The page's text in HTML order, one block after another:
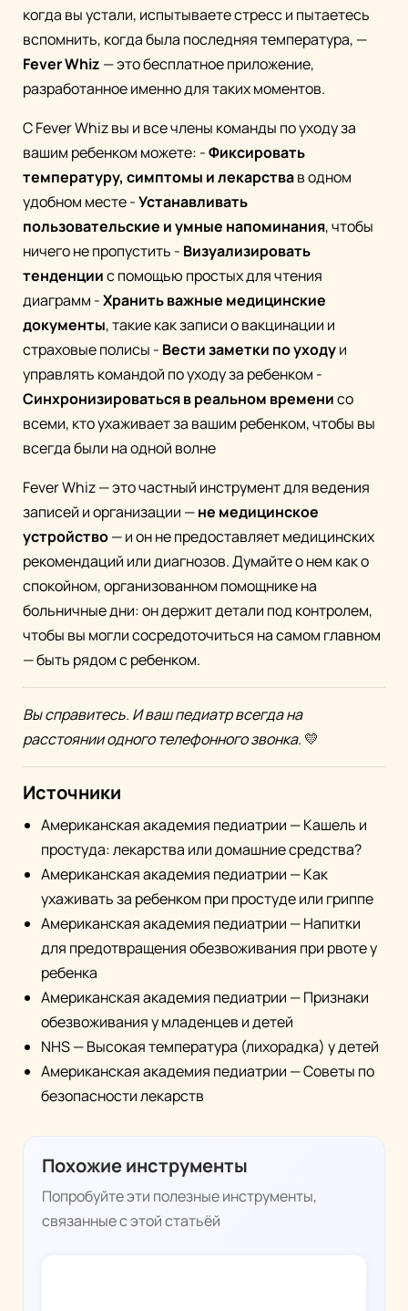
когда вы устали, испытываете стресс и пытаетесь
вспомнить, когда была последняя температура, —
Fever Whiz — это бесплатное приложение,
разработанное именно для таких моментов.
С Fever Whiz вы и все члены команды по уходу за
вашим ребенком можете: -Фиксировать
температуру, симптомы и лекарствав одном
удобном месте -Устанавливать
пользовательские и умные напоминания, чтобы
ничего не пропустить - Визуализировать
тенденциис помощью простых для чтения
диаграмм -Хранить важные медицинские
документы, такие как записи о вакцинации и
страховые полисы - Вести заметки по уходуи
управлять командой по уходу за ребенком -
Синхронизироваться в реальном временисо
всеми, кто ухаживает за вашим ребенком, чтобы вы
всегда были на одной волне
Fever Whiz — это частный инструмент для ведения
записей и организации —не медицинское
устройство— и он не предоставляет медицинских
рекомендаций или диагнозов. Думайте о нем как о
спокойном, организованном помощнике на
больничные дни: он держит детали под контролем,
чтобы вы могли сосредоточиться на самом главном
— быть рядом с ребенком.
Вы справитесь. И ваш педиатр всегда на
расстоянии одного телефонного звонка. 💛
Источники
Американская академия педиатрии — Кашель и
простуда: лекарства или домашние средства?
Американская академия педиатрии — Как
ухаживать за ребенком при простуде или гриппе
Американская академия педиатрии — Напитки
для предотвращения обезвоживания при рвоте у
ребенка
Американская академия педиатрии — Признаки
обезвоживания у младенцев и детей
NHS — Высокая температура (лихорадка) у детей
Американская академия педиатрии — Советы по
безопасности лекарств
Похожие инструменты
Попробуйте эти полезные инструменты,
связанные с этой статьёй